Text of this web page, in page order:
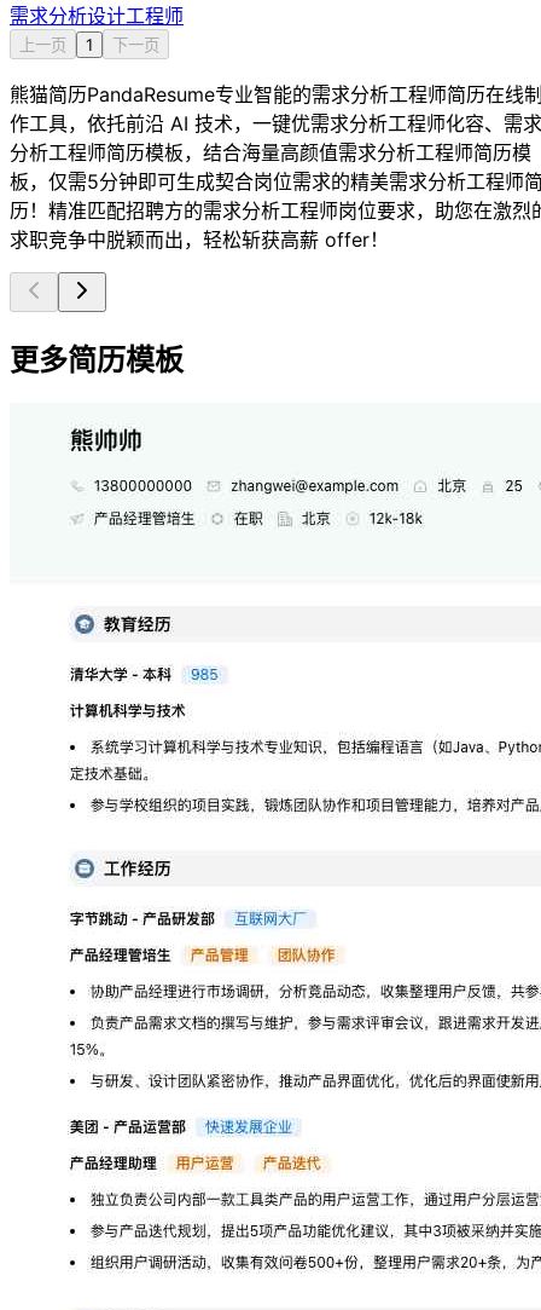
需求分析设计工程师
上一页 1 下一页
熊猫简历PandaResume专业智能的需求分析工程师简历在线
作工具，依托前沿 AI 技术，一键优需求分析工程师化容、需求
分析工程师简历模板，结合海量高颜值需求分析工程师简历模
板，仅需5分钟即可生成契合岗位需求的精美需求分析工程师
历！精准匹配招聘方的需求分析工程师岗位要求，助您在激烈
求职竞争中脱颖而出，轻松斩获高薪 offer！
更多简历模板